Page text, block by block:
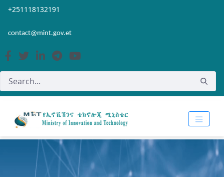
Skip to Main Content
Open Accessibility Menu
+251118132191
contact@mint.gov.et